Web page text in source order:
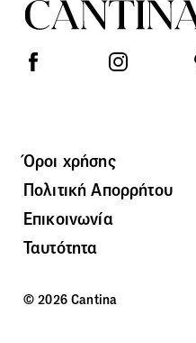
Όροι χρήσης
Πολιτική Απορρήτου
Επικοινωνία
Ταυτότητα
© 2026 Cantina